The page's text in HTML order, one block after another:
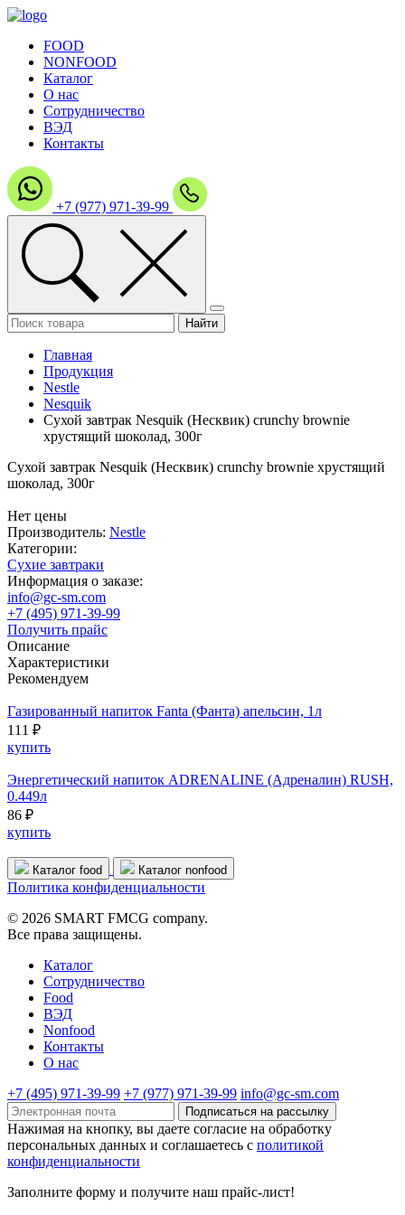
FOOD
NONFOOD
Каталог
О нас
Сотрудничество
ВЭД
Контакты
+7 (977) 971-39-99
Главная
Продукция
Nestle
Nesquik
Сухой завтрак Nesquik (Несквик) crunchy brownie
хрустящий шоколад, 300г
Сухой завтрак Nesquik (Несквик) crunchy brownie хрустящий
шоколад, 300г
Нет цены
Производитель: Nestle
Категории:
Cухие завтраки
Информация о заказе:
info@gc-sm.com
+7 (495) 971-39-99
Получить прайс
Описание
Характеристики
Рекомендуем
Газированный напиток Fanta (Фанта) апельсин, 1л
111 ₽
купить
Энергетический напиток ADRENALINE (Адреналин) RUSH,
0.449л
86 ₽
купить
Каталог food Каталог nonfood
Политика конфиденциальности
© 2026 SMART FMCG company.
Все права защищены.
Каталог
Cотрудничество
Food
ВЭД
Nonfood
Контакты
О нас
+7 (495) 971-39-99 +7 (977) 971-39-99 info@gc-sm.com
Подписаться на рассылку
Нажимая на кнопку, вы даете согласие на обработку
персональных данных и соглашаетесь c политикой
конфиденциальности
Заполните форму и получите наш прайс-лист!